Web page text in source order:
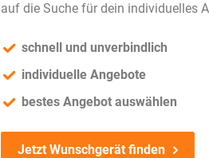
auf die Suche für dein individuelles
schnell und unverbindlich
individuelle Angebote
bestes Angebot auswählen
Jetzt Wunschgerät finden